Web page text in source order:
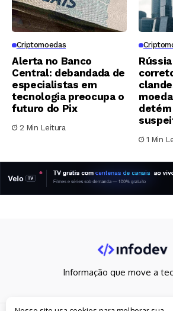
Criptomoedas
Alerta no Banco
Central: debandada de
especialistas em
tecnologia preocupa o
futuro do Pix
2 Min Leitura
detém
1 Min
Informação que move a